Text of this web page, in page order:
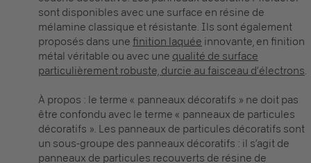
sont disponibles avec une surface en résine de
mélamine classique et résistante. Ils sont également
proposés dans une finition laquée innovante, en finition
métal véritable ou avec une qualité de surface
particulièrement robuste, durcie au faisceau d’électrons.
À propos : le terme « panneaux décoratifs » ne doit pas
être confondu avec le terme « panneaux de particules
décoratifs ». Les panneaux de particules décoratifs sont
un sous-groupe des panneaux décoratifs : il s’agit de
panneaux de particules recouverts de résine de